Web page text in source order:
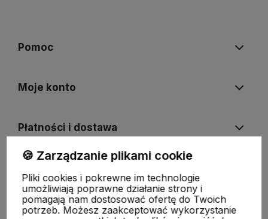
Pomoc
Moje konto
Płatności i dostawa
O nas
🍪 Zarządzanie plikami cookie
Pliki cookies i pokrewne im technologie
umożliwiają poprawne działanie strony i
pomagają nam dostosować ofertę do Twoich
potrzeb. Możesz zaakceptować wykorzystanie